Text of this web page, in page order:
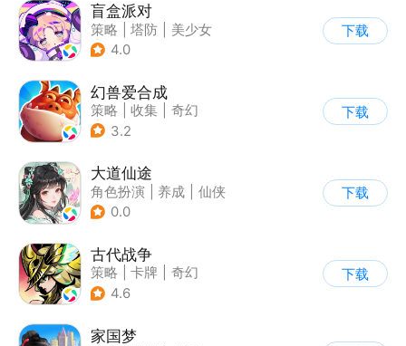
盲盒派对
策略 塔防
美少女
| 卡通
4.0
下载
幻兽爱合成
策略 收集
奇幻
| 卡通
3.2
下载
大道仙途
角色扮演 养成
仙侠
| 剧情
0.0
下载
古代战争
策略 卡牌
奇幻
| 卡通
4.6
下载
家国梦